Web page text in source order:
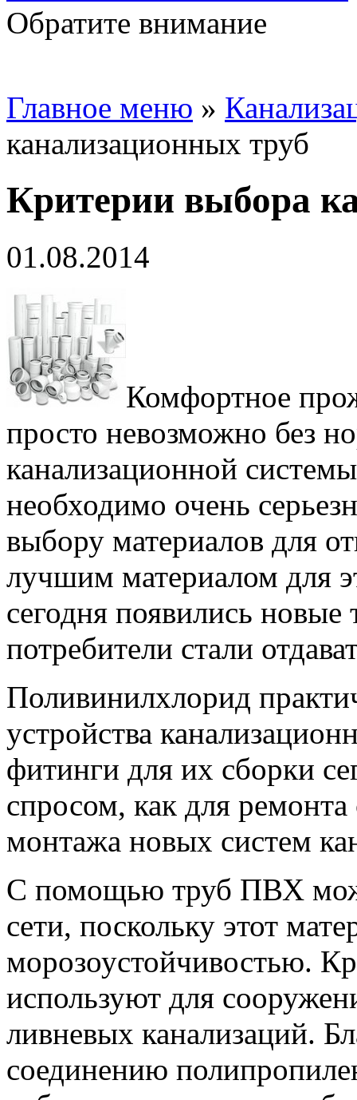
Обратите внимание
Главное меню »
канализационных труб
Критерии выбора
01.08.2014
Комфортное
просто невозможно без
канализационной
необходимо очень
выбору материалов для
лучшим материалом для
сегодня появились
потребители стали
Поливинилхлорид
устройства
фитинги для их сборки
спросом, как для
монтажа новых систем
С помощью труб ПВХ
сети, поскольку этот
морозоустойчивостью.
используют для
ливневых канализаций.
соединению